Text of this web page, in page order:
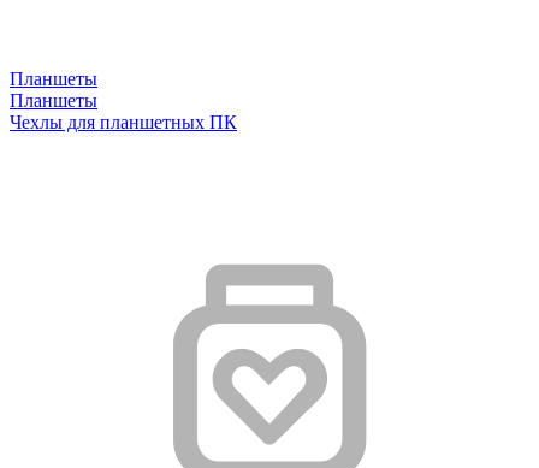
Планшеты
Планшеты
Чехлы для планшетных ПК